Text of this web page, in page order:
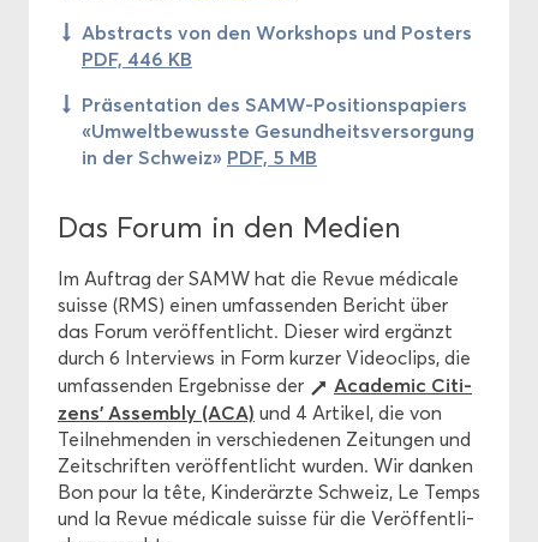
Abs­tracts von den Work­shops und Pos­ters
PDF, 446 KB
Prä­sen­ta­ti­on des SAMW-​Positionspapiers
«Um­welt­be­wuss­te Ge­sund­heits­ver­sor­gung
in der Schweiz» PDF, 5 MB
Das Forum in den Me­di­en
Im Auf­trag der SAMW hat die Revue médicale
suis­se (RMS) einen um­fas­sen­den Be­richt über
das Forum ver­öf­fent­licht. Die­ser wird er­gänzt
durch 6 In­ter­views in Form kur­zer Vi­deo­clips, die
um­fas­sen­den Er­geb­nis­se der
Aca­de­mic Ci­ti­
zens’ As­sem­bly (ACA) und 4 Ar­ti­kel, die von
Teil­neh­men­den in ver­schie­de­nen Zei­tun­gen und
Zeit­schrif­ten ver­öf­fent­licht wur­den. Wir dan­ken
Bon pour la tête, Kin­der­ärz­te Schweiz, Le Temps
und la Revue médicale suis­se für die Ver­öf­fent­li­